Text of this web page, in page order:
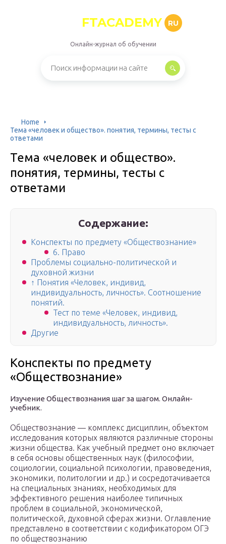
FTACADEMY RU
Онлайн-журнал об обучении
Home
Тема «человек и общество». понятия, термины, тесты с
ответами
Тема «человек и общество».
понятия, термины, тесты с
ответами
Содержание:
Конспекты по предмету «Обществознание»
6. Право
Проблемы социально-политической и
духовной жизни
↑ Понятия «Человек, индивид,
индивидуальность, личность». Соотношение
понятий.
Тест по теме «Человек, индивид,
индивидуальность, личность».
Другие
Конспекты по предмету
«Обществознание»
Изучение Обществознания шаг за шагом. Онлайн-
учебник.
Обществознание — комплекс дисциплин, объектом
исследования которых являются различные стороны
жизни общества. Как учебный предмет оно включает
в себя основы общественных наук (философии,
социологии, социальной психологии, правоведения,
экономики, политологии и др.) и сосредотачивается
на специальных знаниях, необходимых для
эффективного решения наиболее типичных
проблем в социальной, экономической,
политической, духовной сферах жизни. Оглавление
представлено в соответствии с кодификатором ОГЭ
по обществознанию